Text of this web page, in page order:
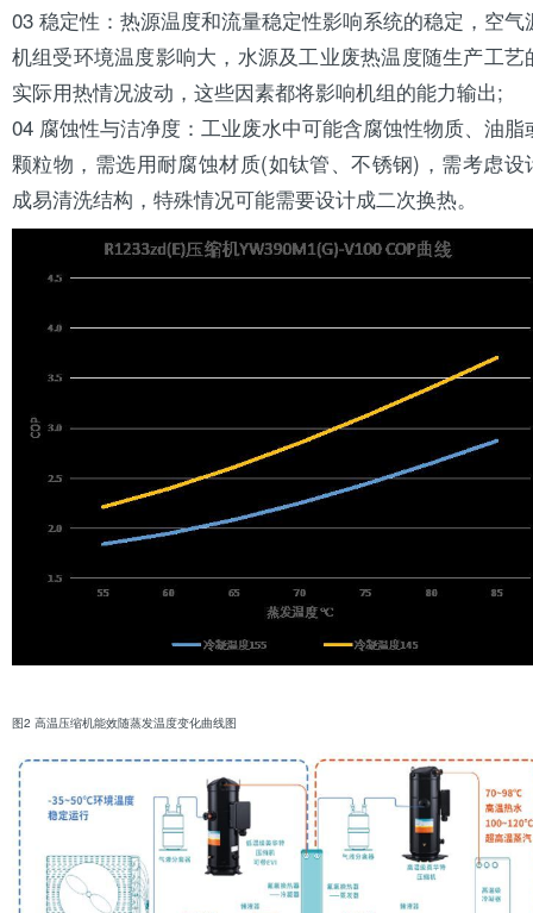
03 稳定性：热源温度和流量稳定性影响系统的稳定，空气
机组受环境温度影响大，水源及工业废热温度随生产工艺
实际用热情况波动，这些因素都将影响机组的能力输出;
04 腐蚀性与洁净度：工业废水中可能含腐蚀性物质、油脂
颗粒物，需选用耐腐蚀材质(如钛管、不锈钢)，需考虑设
成易清洗结构，特殊情况可能需要设计成二次换热。
图2 高温压缩机能效随蒸发温度变化曲线图